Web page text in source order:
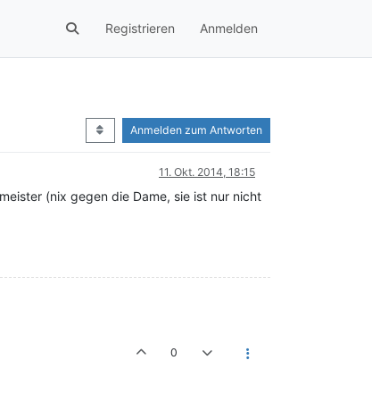
Registrieren Anmelden
Anmelden zum Antworten
11. Okt. 2014, 18:15
(nix gegen die Dame, sie ist nur nicht
0